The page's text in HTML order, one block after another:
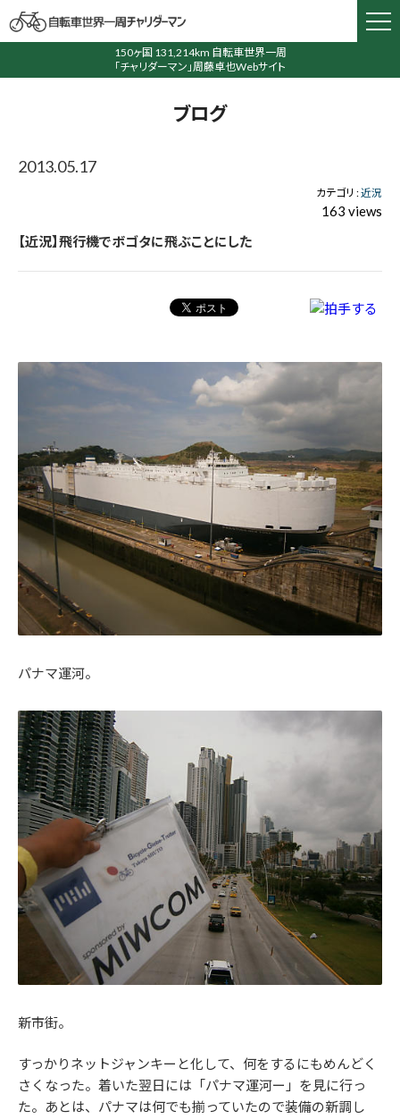
150ヶ国 131,214km 自転車世界一周
「チャリダーマン」周藤卓也Webサイト
ブログ
2013.05.17
カテゴリ :近況
163 views
【近況】飛行機でボゴタに飛ぶことにした
パナマ運河。
新市街。
すっかりネットジャンキーと化して、何をするにもめんどく
さくなった。着いた翌日には「パナマ運河ー」を見に行っ
た。あとは、パナマは何でも揃っていたので装備の新調し